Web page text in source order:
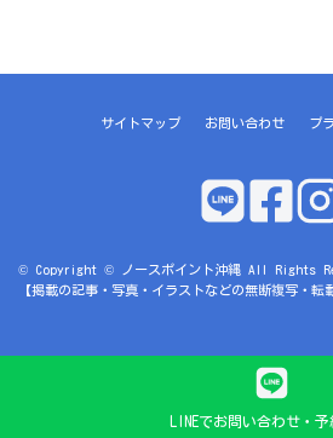
LINEでお問い合わせ・予
サイトマップ お問い合わせ プ
© Copyright © ノースポイント沖縄 All Rights
【掲載の記事・写真・イラストなどの無断複写・転